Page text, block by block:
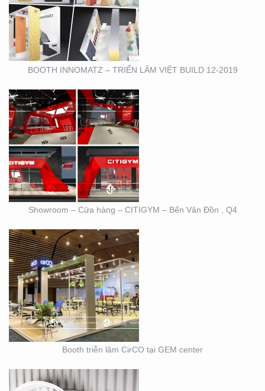
BOOTH INNOMATZ – TRIỂN LÃM VIỆT BUILD 12-2019
HÀNG – CITIGYM – BẾN
VÂN ĐỒN , Q4
Showroom – Cửa hàng – CITIGYM – Bến Vân Đồn , Q4
BOOTH TRIỄN LÃM
CIRCO TẠI GEM
CENTER
Booth triễn lãm CirCO tại GEM center
BOOTH TRIỄN LÃM
DOVE